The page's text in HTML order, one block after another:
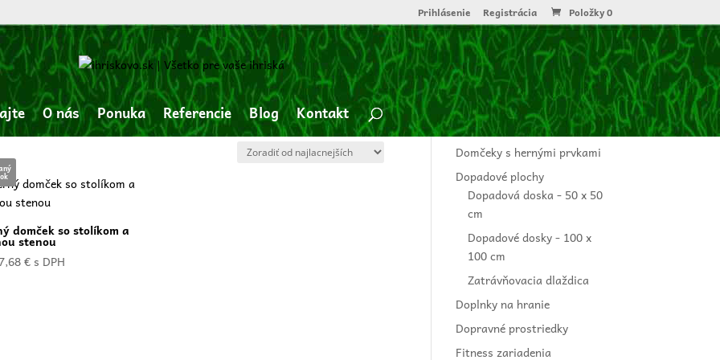
Prihlásenie Registrácia Položky 0
O nás Ponuka Referencie Blog Kontakt
500 cm
domček so stolíkom a
stenou
€ s DPH
AKTUÁLNE NOVINKY
Altány a pergoly
Balančné prvky a zostavy
Celokovové herné prvky
Domčeky s hernými prvkami
Dopadové plochy
Dopadová doska - 50 x 50
cm
Dopadové dosky - 100 x
100 cm
Zatrávňovacia dlaždica
Doplnky na hranie
Dopravné prostriedky
Fitness zariadenia